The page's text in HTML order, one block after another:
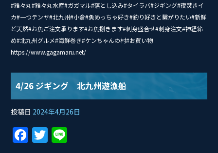
#雅々丸#雅々丸水産#ガガマル#落とし込み#タイ‭ラバ#ジギング#夜焚きイ
カ#一つテンヤ#北九州#小倉#魚めっちゃ好き#釣り好きと繋がりたい#新鮮
ど天然#お魚ご注文承ります#お魚捌きます#刺身盛合せ#刺身注文#神経締
め#北九州グルメ#海鮮巻き#ケンちゃんの村#お買い物
https://www.gagamaru.net/
4/26 ジギング 北九州遊漁船
投稿日 2024年4月26日
F T